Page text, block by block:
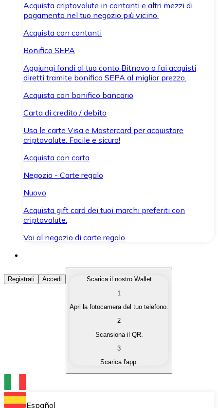
Acquista criptovalute in contanti e altri mezzi di
pagamento nel tuo negozio più vicino.
Acquista con contanti
Bonifico SEPA
Aggiungi fondi al tuo conto Bitnovo o fai acquisti
diretti tramite bonifico SEPA al miglior prezzo.
Acquista con bonifico bancario
Carta di credito / debito
Usa le carte Visa e Mastercard per acquistare
criptovalute. Facile e sicuro!
Acquista con carta
Negozio - Carte regalo
Nuovo
Acquista gift card dei tuoi marchi preferiti con
criptovalute.
Vai al negozio di carte regalo
Acquista Criptovalute
Acquista le criptovalute che ti interessano in modo
Converti le tue criptovalute in valuta fiat quando ne
Scambia una criptovaluta con un'altra
Conserva le tue cripto in un Wallet self-custodial.
Registrati Accedi
Scarica il nostro Wallet
1
Apri la fotocamera del tuo telefono.
2
Scansiona il QR.
3
Scarica l'app.
Español